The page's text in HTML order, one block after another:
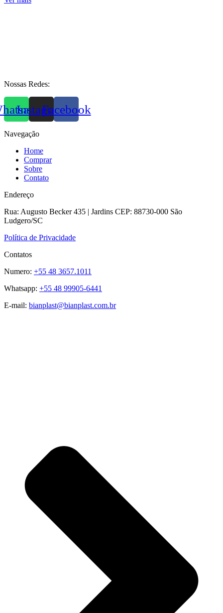
Nossas Redes:
InstagramFacebook
Navegação
Home
Comprar
Sobre
Contato
Endereço
Rua: Augusto Becker 435 | Jardins CEP: 88730-000 São
Ludgero/SC
Política de Privacidade
Contatos
Numero: +55 48 3657.1011
Whatsapp: +55 48 99905-6441
E-mail: bianplast@bianplast.com.br